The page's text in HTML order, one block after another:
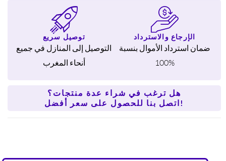
توصيل سريع
التوصيل إلى المنازل في جميع
أنحاء المغرب
الإرجاع والاسترداد
ضمان استرداد الأموال بنسبة
100%
هل ترغب في شراء عدة منتجات؟
اتصل بنا للحصول على سعر أفضل!